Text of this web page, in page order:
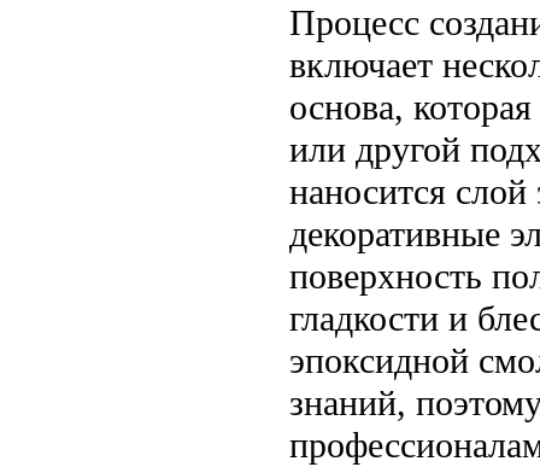
Процесс
включает
основа,
или другой
наносится
декоративные
поверхность
гладкости и
эпоксидной
знаний,